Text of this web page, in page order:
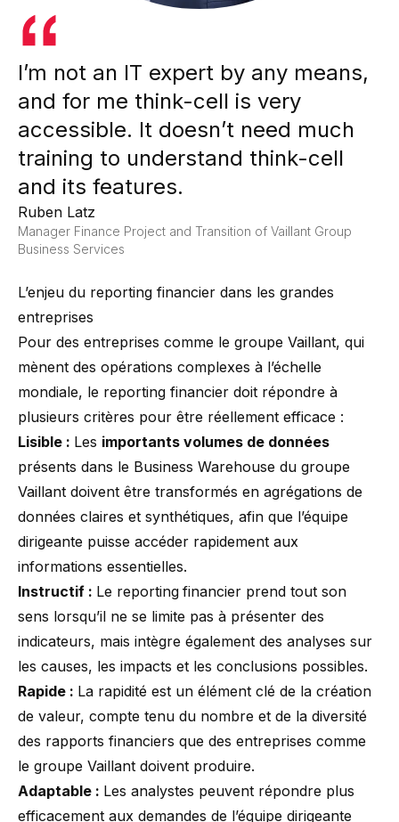
I’m not an IT expert by any means,
and for me think-cell is very
accessible. It doesn’t need much
training to understand think-cell
and its features.
Ruben Latz
Manager Finance Project and Transition of Vaillant Group
Business Services
L’enjeu du reporting financier dans les grandes
entreprises
Pour des entreprises comme le groupe Vaillant, qui
mènent des opérations complexes à l’échelle
mondiale, le reporting financier doit répondre à
plusieurs critères pour être réellement efficace :
Lisible : Les importants volumes de données
présents dans le Business Warehouse du groupe
Vaillant doivent être transformés en agrégations de
données claires et synthétiques, afin que l’équipe
dirigeante puisse accéder rapidement aux
informations essentielles.
Instructif : Le reporting financier prend tout son
sens lorsqu’il ne se limite pas à présenter des
indicateurs, mais intègre également des analyses sur
les causes, les impacts et les conclusions possibles.
Rapide : La rapidité est un élément clé de la création
de valeur, compte tenu du nombre et de la diversité
des rapports financiers que des entreprises comme
le groupe Vaillant doivent produire.
Adaptable : Les analystes peuvent répondre plus
efficacement aux demandes de l’équipe dirigeante